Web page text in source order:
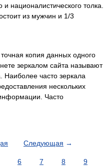
националистического толка.
из мужчин и 1/3
копия данных одного
зеркалом сайта называют
Наиболее часто зеркала
нескольких
Часто
Следующая →
6 7 8
9